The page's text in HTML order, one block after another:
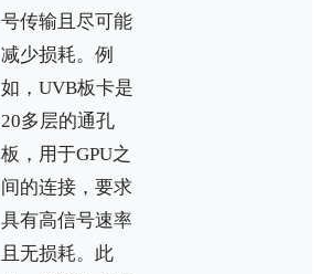
号传输且尽可能
减少损耗。例
如，UVB板卡是
20多层的通孔
板，用于GPU之
间的连接，要求
具有高信号速率
且无损耗。此